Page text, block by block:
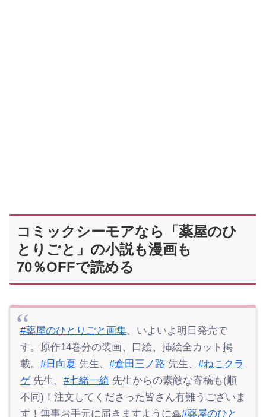
コミックシーモアなら「薬屋のひ
とりごと」の小説も漫画も
70％OFFで読める
#薬屋のひとりごと画集、いよいよ明日発売で
す。原作14巻分の装画、口絵、挿絵全カット掲
載。 #日向夏 先生、 #倉田三ノ路 先生、 #ねこクラ
ゲ先生、 #七緒一綺 先生からの素敵な寄稿も(順
不同)！注文してくださった皆さん有難うございま
す！無事お手元に届きますように🙏#薬屋のひと